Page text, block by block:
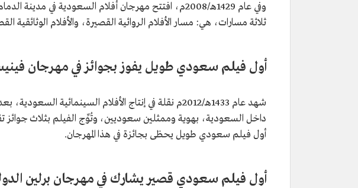
ثلاثة مسارات، هي: مسار الأفلام الروائية القصيرة، والأفلام الوثائقية
أول فيلم سعودي طويل يفوز بجوائز في مهرجان
شهد عام 1433هـ/2012م نقلة في إنتاج الأفلام السينمائية
داخل السعودية، بهوية وممثلين سعوديين، وتُوِّج الفيلم بثلاث جوائز
أول فيلم سعودي طويل يحظى بجائزة في هذا المهرجان.
أول فيلم سعودي قصير يشارك في مهرجان برلين